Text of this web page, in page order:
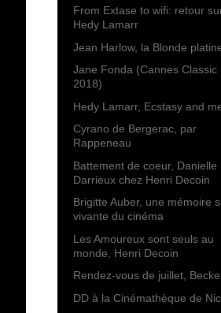
From Extase to wifi: retour
Hedy Lamarr
Jean Harlow, la Blonde
Jane Fonda (Cannes Classic
2018)
Hedy Lamarr, Ecstasy and
Cyrano de Bergerac, par
Rappeneau
Battement de coeur, Danielle
Darrieux chez Henri Decoin
Brigitte Auber, une mémoire si
vivante du cinéma
Les Amoureux sont seuls au
monde, Henri Decoin
Rendez-vous de juillet,
DD à la Cinémathèque de